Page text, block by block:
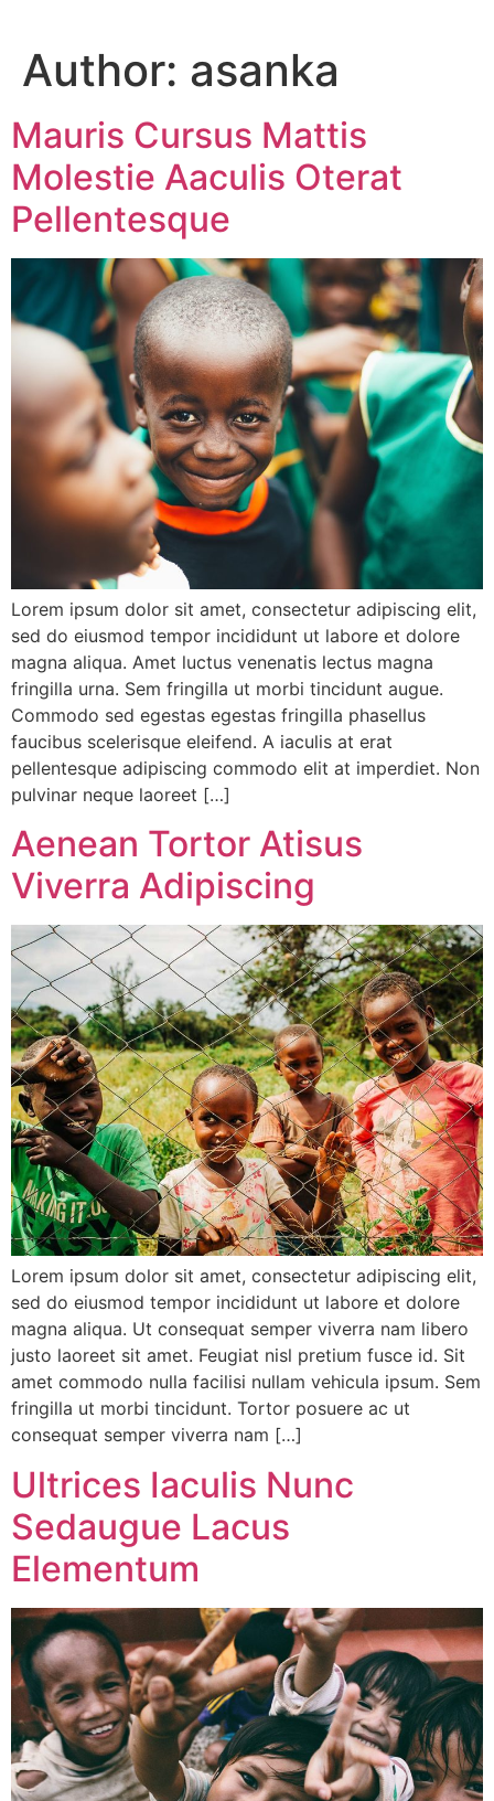
Author: asanka
Mauris Cursus Mattis
Molestie Aaculis Oterat
Pellentesque
Lorem ipsum dolor sit amet, consectetur adipiscing elit,
sed do eiusmod tempor incididunt ut labore et dolore
magna aliqua. Amet luctus venenatis lectus magna
fringilla urna. Sem fringilla ut morbi tincidunt augue.
Commodo sed egestas egestas fringilla phasellus
faucibus scelerisque eleifend. A iaculis at erat
pellentesque adipiscing commodo elit at imperdiet. Non
pulvinar neque laoreet […]
Aenean Tortor Atisus
Viverra Adipiscing
Lorem ipsum dolor sit amet, consectetur adipiscing elit,
sed do eiusmod tempor incididunt ut labore et dolore
magna aliqua. Ut consequat semper viverra nam libero
justo laoreet sit amet. Feugiat nisl pretium fusce id. Sit
amet commodo nulla facilisi nullam vehicula ipsum. Sem
fringilla ut morbi tincidunt. Tortor posuere ac ut
consequat semper viverra nam […]
Ultrices Iaculis Nunc
Sedaugue Lacus
Elementum